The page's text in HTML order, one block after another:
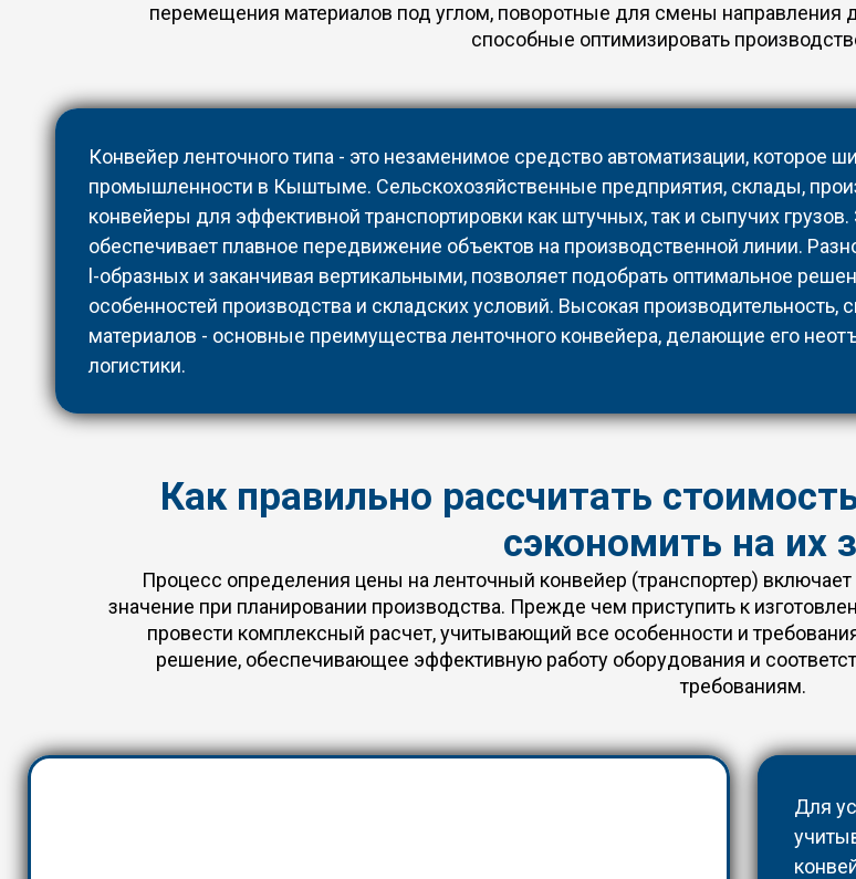
перемещения материалов под углом, поворотные для смены направления
способные оптимизировать
Конвейер ленточного типа - это незаменимое средство автоматизации, которое
промышленности в Кыштыме. Сельскохозяйственные предприятия, склады,
конвейеры для эффективной транспортировки как штучных, так и сыпучих
обеспечивает плавное передвижение объектов на производственной линии.
l-образных и заканчивая вертикальными, позволяет подобрать оптимальное
особенностей производства и складских условий. Высокая
материалов - основные преимущества ленточного конвейера, делающие его
логистики.
Как правильно рассчитать
сэкономить на их
Процесс определения цены на ленточный конвейер (транспортер)
значение при планировании производства. Прежде чем приступить к
провести комплексный расчет, учитывающий все особенности и
решение, обеспечивающее эффективную работу оборудования и
требованиям.
Для